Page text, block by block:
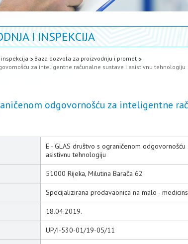
I INSPEKCIJA
Baza dozvola za proizvodnju i promet
za inteligentne računalne sustave i asistivnu tehnologiju
odgovornošću za inteligentne
E - GLAS društvo s ograničenom
asistivnu tehnologiju
51000 Rijeka, Milutina Barača 62
Specijalizirana prodavaonica na malo -
18.04.2019.
UP/I-530-01/19-05/11